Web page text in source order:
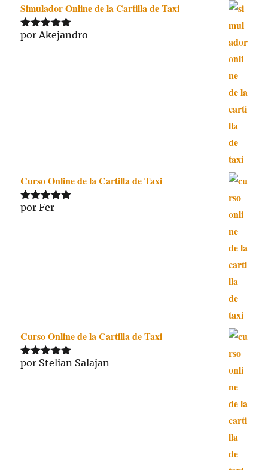
Simulador Online de la Cartilla de Taxi
Valorado
por Akejandro
Curso Online de la Cartilla de Taxi
Valorado
por Fer
Curso Online de la Cartilla de Taxi
Valorado
por Stelian Salajan